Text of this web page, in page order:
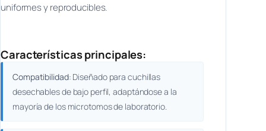
uniformes y reproducibles.
Características principales:
Compatibilidad: Diseñado para cuchillas
desechables de bajo perfil, adaptándose a la
mayoría de los microtomos de laboratorio.